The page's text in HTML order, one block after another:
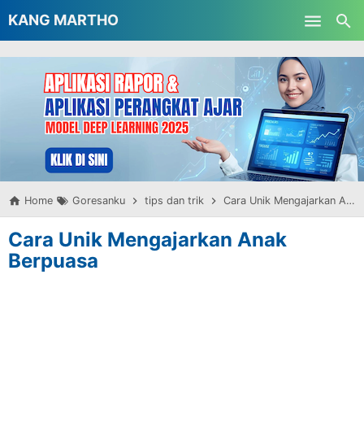
Skip to main content
KANG MARTHO
Home Goresanku tips dan trik Cara Unik Mengajarkan Anak Berpuasa
Cara Unik Mengajarkan Anak
Berpuasa